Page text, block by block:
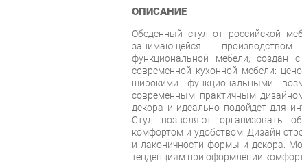
ОПИСАНИЕ
Обеденный стул от российской
занимающейся
функциональной мебели, создан
современной кухонной мебели:
широкими функциональными
современным практичным
декора и идеально подойдет для
Стул позволяют организовать
комфортом и удобством. Дизайн
и лаконичности формы и декора.
тенденциям при оформлении